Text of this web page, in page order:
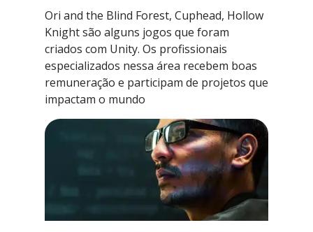
Ori and the Blind Forest, Cuphead, Hollow
Knight são alguns jogos que foram
criados com Unity. Os profissionais
especializados nessa área recebem boas
remuneração e participam de projetos que
impactam o mundo